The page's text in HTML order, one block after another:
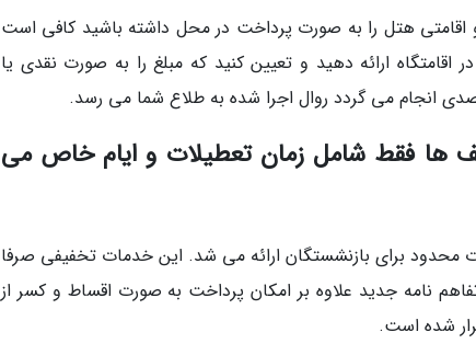
اقامتی هتل را به صورت پرداخت در محل داشته باشید کافی است
ارائه دهید و تعیین کنید که مبلغ را به صورت نقدی یا
انجام می گردد روال اجرا شده به طلاع شما می رسد.
ها فقط شامل زمان تعطیلات و ایام خاص می
محدود برای بازنشستگان ارائه می شد. این خدمات تخفیفی صرفا
نامه جدید علاوه بر امکان پرداخت به صورت اقساط و کسر از
شده است.